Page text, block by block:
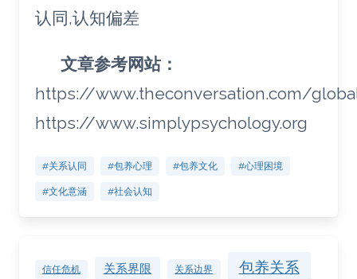
认同,认知偏差
文章参考网站：
https://www.theconversation.com/
https://www.simplypsychology.org
#关系认同 #包养心理 #包养文化 #心理困境
#文化意涵 #社会认知
信任危机 关系界限 关系边界 包养关系